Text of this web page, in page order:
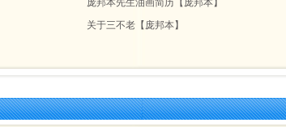
庞邦本先生油画简历【庞邦本】
关于三不老【庞邦本】